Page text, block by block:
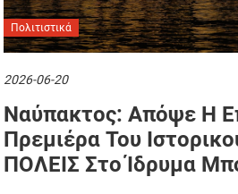
Πολιτιστικά
2026-06-20
Ναύπακτος: Απόψε Η
Πρεμιέρα Του
ΠΟΛΕΙΣ Στο Ίδρυμα